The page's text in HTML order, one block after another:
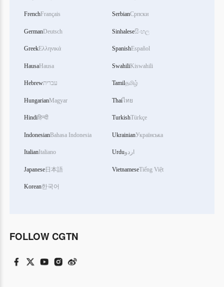
FrenchFrançais
GermanDeutsch
GreekΕλληνικά
HausaHausa
Hebrewעברית
HungarianMagyar
Hindiहिन्दी
IndonesianBahasa Indonesia
ItalianItaliano
Japanese日本語
Korean한국어
SerbianСрпски
Sinhaleseසිංහල
SpanishEspañol
SwahiliKiswahili
Tamilதமிழ்
Thaiไทย
TurkishTürkçe
UkrainianУкраїнська
Urduاردو
VietnameseTiếng Việt
FOLLOW CGTN